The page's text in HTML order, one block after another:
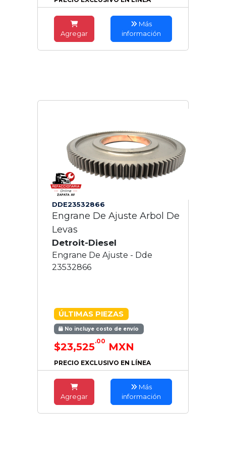
Agregar
Más
información
DDE23532866
Engrane De Ajuste Arbol De
Levas
Detroit-Diesel
Engrane De Ajuste - Dde
23532866
ÚLTIMAS PIEZAS
No incluye costo de envío
$23,525.00 MXN
PRECIO EXCLUSIVO EN LÍNEA
Agregar
Más
información